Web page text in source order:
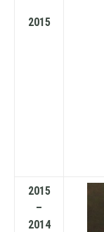
2015
2015
–
2014